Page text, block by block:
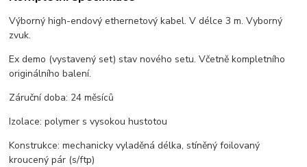
Výborný high-endový ethernetový kabel. V délce 3 m. Vyborný
zvuk.
Ex demo (vystavený set) stav nového setu. Včetně kompletního
originálního balení.
Záruční doba: 24 měsíců
Izolace: polymer s vysokou hustotou
Konstrukce: mechanicky vyladěná délka, stíněný foilovaný
kroucený pár (s/ftp)